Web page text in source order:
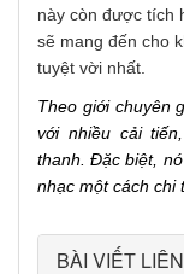
này còn được tích
sẽ mang đến cho
tuyệt vời nhất.
Theo giới chuyên
với nhiều cải
thanh. Đặc biệt,
nhạc một cách chi
BÀI VIẾT